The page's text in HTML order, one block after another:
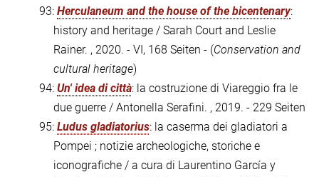
93: Herculaneum and the house of the bicentenary:
history and heritage / Sarah Court and Leslie
Rainer. , 2020. - VI, 168 Seiten - (Conservation and
cultural heritage)
94: Un' idea di città: la costruzione di Viareggio fra le
due guerre / Antonella Serafini. , 2019. - 229 Seiten
95: Ludus gladiatorius: la caserma dei gladiatori a
Pompei ; notizie archeologiche, storiche e
iconografiche / a cura di Laurentino García y